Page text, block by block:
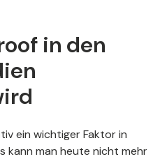
in den
ein wichtiger Faktor in
kann man heute nicht mehr